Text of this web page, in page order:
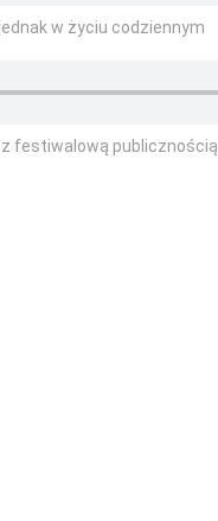
w życiu codziennym
festiwalową publicznością